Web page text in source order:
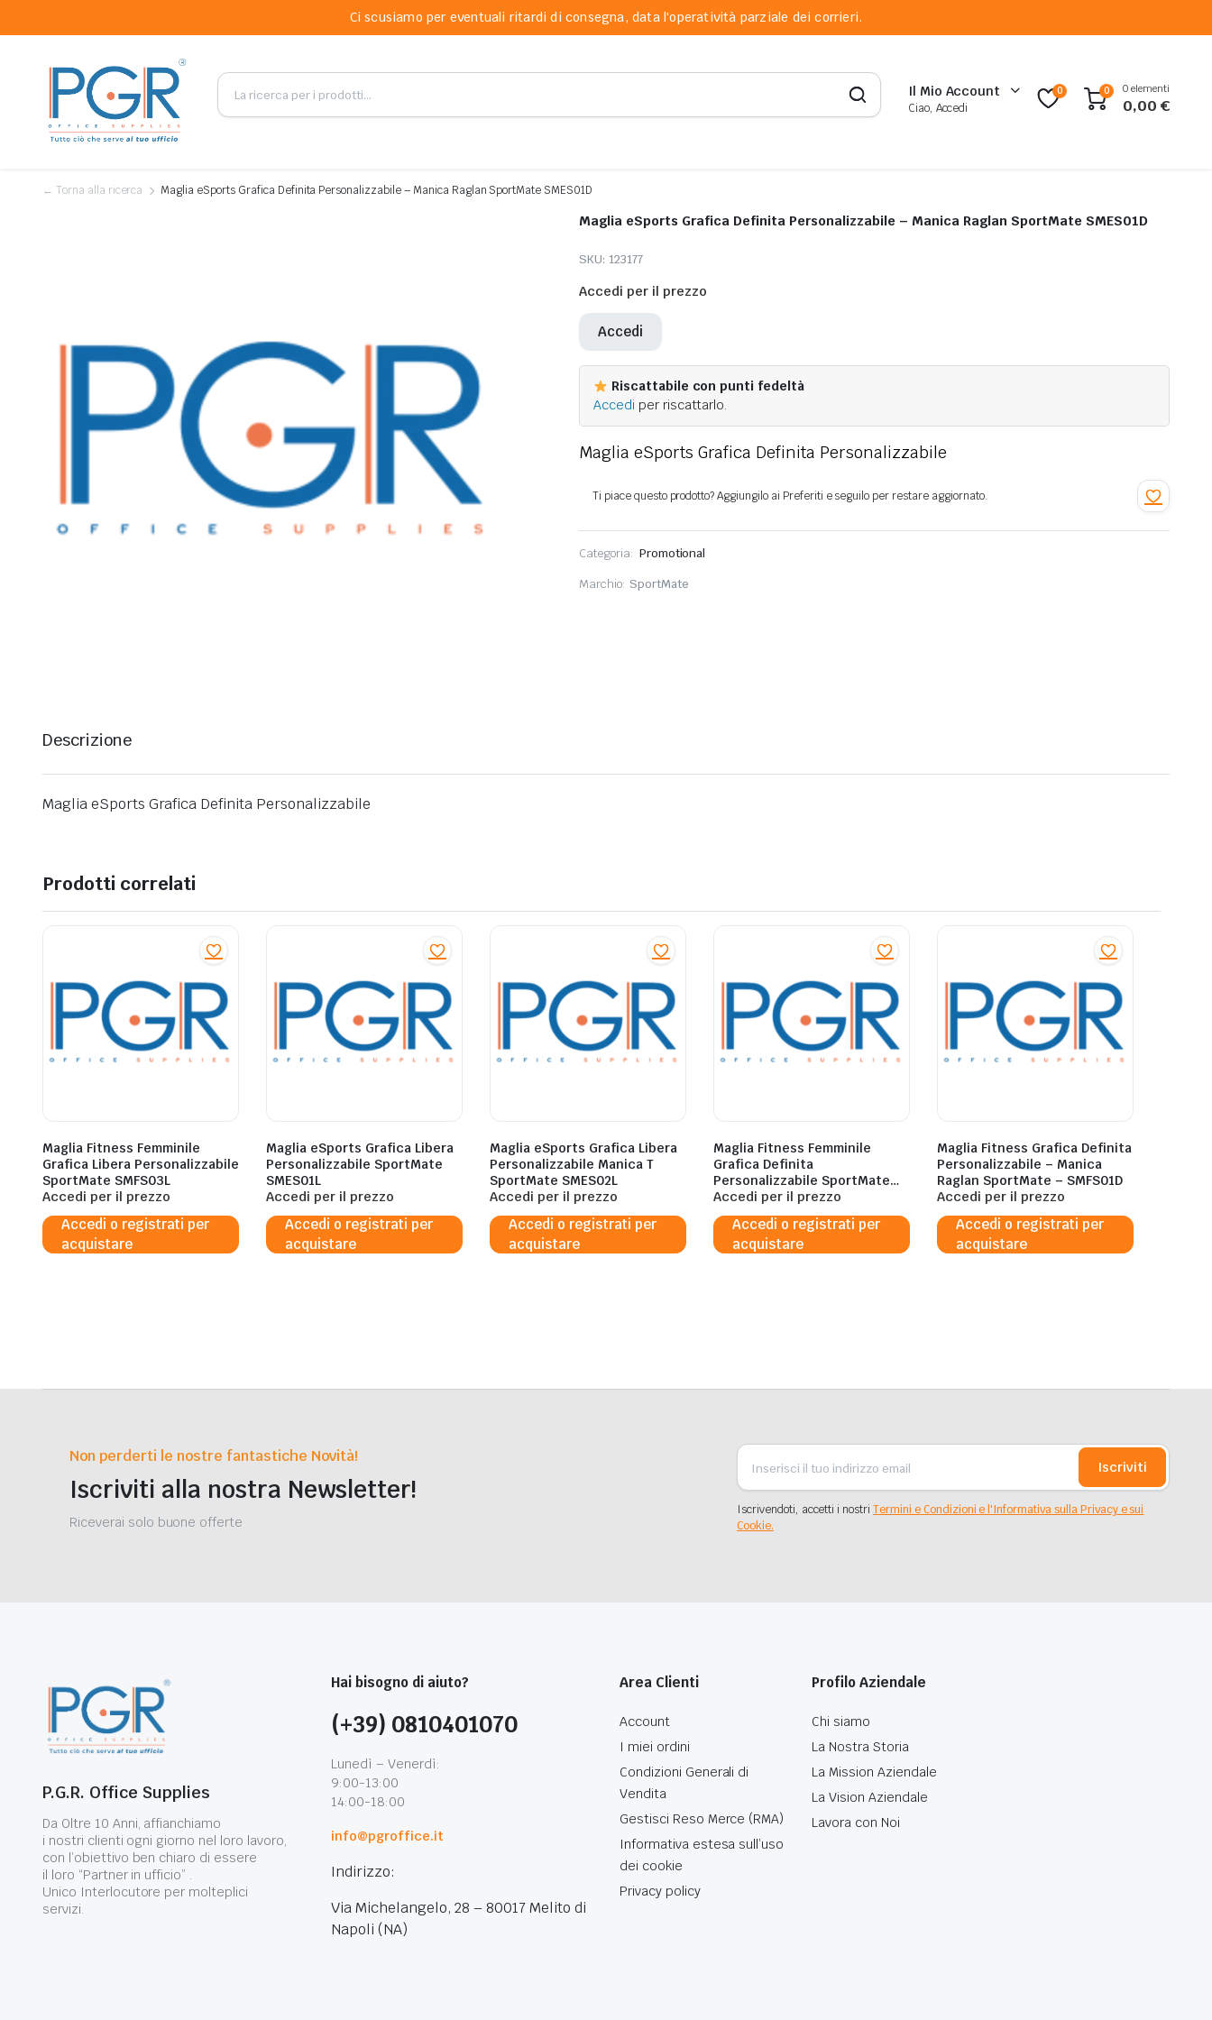
Ci scusiamo per eventuali ritardi di consegna, data l'operatività parziale dei corrieri.
Il Mio Account
Ciao, Accedi
0 0 0 elementi
0,00€
← Torna alla ricerca Maglia eSports Grafica Definita Personalizzabile – Manica Raglan SportMate SMES01D
Maglia eSports Grafica Definita Personalizzabile – Manica Raglan SportMate SMES01D
SKU: 123177
Accedi per il prezzo
Accedi
Riscattabile con punti fedeltà
Accedi per riscattarlo.
Maglia eSports Grafica Definita Personalizzabile
Categoria: Promotional
Marchio: SportMate
Descrizione
Maglia eSports Grafica Definita Personalizzabile
Prodotti correlati
Maglia Fitness Femminile
Grafica Libera Personalizzabile
SportMate SMFS03L
Accedi per il prezzo
Accedi o registrati per
acquistare
Maglia eSports Grafica Libera
Personalizzabile SportMate
SMES01L
Accedi per il prezzo
Accedi o registrati per
acquistare
Maglia eSports Grafica Libera
Personalizzabile Manica T
SportMate SMES02L
Accedi per il prezzo
Accedi o registrati per
acquistare
Maglia Fitness Femminile
Grafica Definita
Personalizzabile SportMate
SMFS03D
Accedi per il prezzo
Accedi o registrati per
acquistare
Maglia Fitness Grafica Definita
Personalizzabile – Manica
Raglan SportMate – SMFS01D
Accedi per il prezzo
Accedi o registrati per
acquistare
Non perderti le nostre fantastiche Novità!
Iscriviti alla nostra Newsletter!
Riceverai solo buone offerte
Iscriviti
Iscrivendoti, accetti i nostriTermini e Condizioni e l'Informativa sulla Privacy e sui
Cookie.
P.G.R. Office Supplies
Da Oltre 10 Anni, affianchiamo
i nostri clienti ogni giorno nel loro lavoro,
con l’obiettivo ben chiaro di essere
il loro “Partner in ufficio” .
Unico Interlocutore per molteplici
servizi.
Hai bisogno di aiuto?
(+39) 0810401070
Lunedì – Venerdì:
9:00-13:00
14:00-18:00
info@pgroffice.it
Indirizzo:
Via Michelangelo, 28 – 80017 Melito di
Napoli (NA)
Area Clienti
Account
I miei ordini
Condizioni Generali di
Vendita
Gestisci Reso Merce (RMA)
Informativa estesa sull’uso
dei cookie
Privacy policy
Profilo Aziendale
Chi siamo
La Nostra Storia
La Mission Aziendale
La Vision Aziendale
Lavora con Noi